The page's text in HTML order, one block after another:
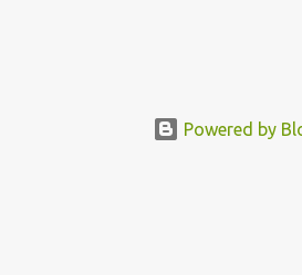
valori umani, fatti di rapporti sociali,
Powered by